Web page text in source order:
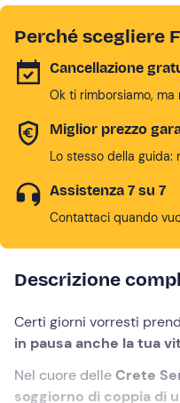
Perché scegliere
Cancellazione
Ok ti rimborsiamo,
Miglior prezzo
Lo stesso della guida:
Assistenza 7 su 7
Contattaci quando
Descrizione
Certi giorni vorresti
in pausa anche la tua
Nel cuore delleCrete
soggiorno di coppia di